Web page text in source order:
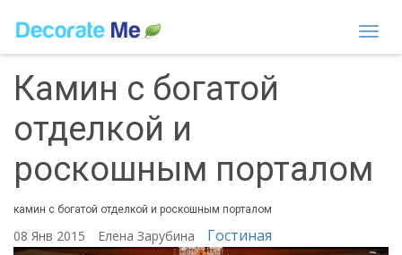
Камин с богатой
отделкой и
роскошным порталом
камин с богатой отделкой и роскошным порталом
08 Янв 2015 Елена Зарубина Гостиная